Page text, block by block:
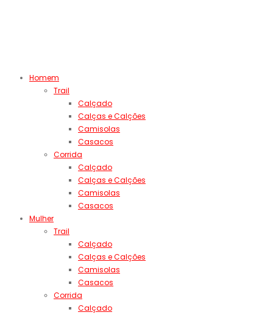
Homem
Trail
Calçado
Calças e Calções
Camisolas
Casacos
Corrida
Calçado
Calças e Calções
Camisolas
Casacos
Mulher
Trail
Calçado
Calças e Calções
Camisolas
Casacos
Corrida
Calçado